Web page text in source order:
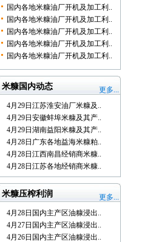
国内各地米糠油厂开机及加工利..
国内各地米糠油厂开机及加工利..
国内各地米糠油厂开机及加工利..
国内各地米糠油厂开机及加工利..
国内各地米糠油厂开机及加工利..
米糠国内动态
更多...
4月29日江苏淮安油厂米糠及..
4月29日安徽蚌埠米糠及其产..
4月29日湖南益阳米糠及其产..
4月28日广东各地益海米糠粕..
4月28日江西南昌经销商米糠..
4月28日江苏各地经销商米糠..
米糠压榨利润
更多...
4月28日国内主产区油糠浸出..
4月27日国内主产区油糠浸出..
4月26日国内主产区油糠浸出..